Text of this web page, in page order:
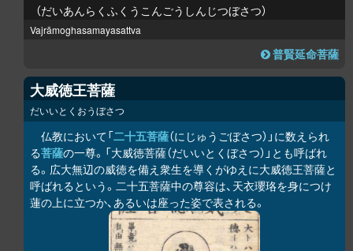
だいあんらくふくうこんごうしんじつぼさつ
Vajrāmoghasamayasattva
普賢延命菩薩
大威徳王菩薩
だいいとくおうぼさつ
仏教において「二十五菩薩（にじゅうごぼさつ）」に数えられ
る菩薩の一尊。「大威徳菩薩（だいいとくぼさつ）」とも呼ばれ
る。広大無辺の威徳を備え衆生を導くがゆえに大威徳王菩薩と
呼ばれるという。二十五菩薩中の尊容は、天衣瓔珞を身につけ
蓮の上に立つか、あるいは座った姿で表される。